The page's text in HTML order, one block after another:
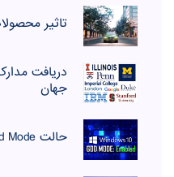
تاثیر
دریافت
جهان
حالت God Mode در ویندوز